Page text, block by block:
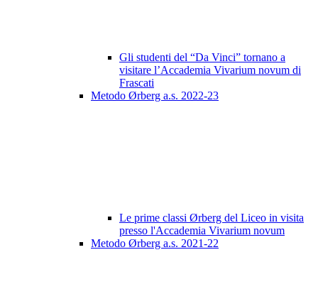
Gli studenti del “Da Vinci” tornano a
visitare l’Accademia Vivarium novum di
Frascati
Metodo Ørberg a.s. 2022-23
Le prime classi Ørberg del Liceo in visita
presso l'Accademia Vivarium novum
Metodo Ørberg a.s. 2021-22